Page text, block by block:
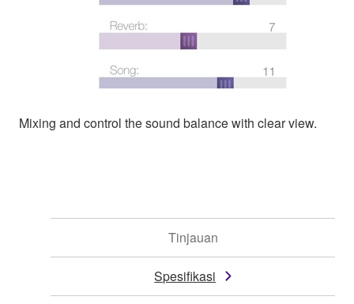
Mixing and control the sound balance with clear view.
Tinjauan
Spesifikasi